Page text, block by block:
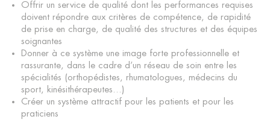
Offrir un service de qualité dont les performances requises
doivent répondre aux critères de compétence, de rapidité
de prise en charge, de qualité des structures et des équipes
soignantes
Donner à ce système une image forte professionnelle et
rassurante, dans le cadre d’un réseau de soin entre les
spécialités (orthopédistes, rhumatologues, médecins du
sport, kinésithérapeutes…)
Créer un système attractif pour les patients et pour les
praticiens